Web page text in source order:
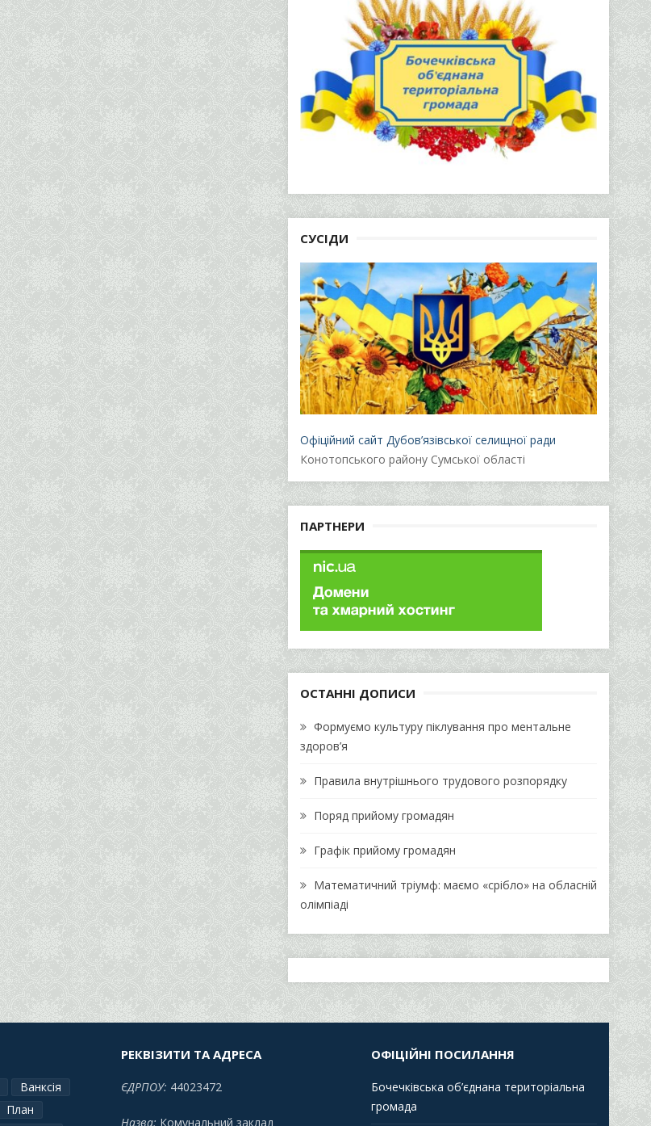
СУСІДИ
Офіційний сайт Дубов’язівської селищної ради
Конотопського району Сумської області
ПАРТНЕРИ
ОСТАННІ ДОПИСИ
Формуємо культуру піклування про ментальне
здоров’я
Правила внутрішнього трудового розпорядку
Поряд прийому громадян
Графік прийому громадян
Математичний тріумф: маємо «срібло» на обласній
олімпіаді
Ванксія
План
РЕКВІЗИТИ ТА АДРЕСА
ЄДРПОУ: 44023472
Назва: Комунальний заклад
ОФІЦІЙНІ ПОСИЛАННЯ
Бочечківська об’єднана територіальна
громада